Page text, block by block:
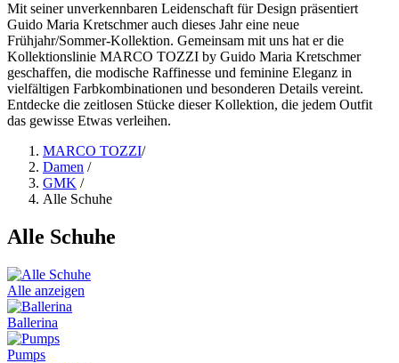
Mit seiner unverkennbaren Leidenschaft für Design präsentiert
Guido Maria Kretschmer auch dieses Jahr eine neue
Frühjahr/Sommer-Kollektion. Gemeinsam mit uns hat er die
Kollektionslinie MARCO TOZZI by Guido Maria Kretschmer
geschaffen, die modische Raffinesse und feminine Eleganz in
vielfältigen Farbkombinationen und besonderen Details vereint.
Entdecke die zeitlosen Stücke dieser Kollektion, die jedem Outfit
das gewisse Etwas verleihen.
MARCO TOZZI/
Damen /
GMK /
Alle Schuhe
Alle Schuhe
Alle anzeigen
Ballerina
Pumps